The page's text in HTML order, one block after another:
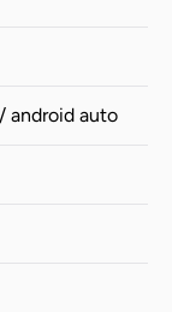
android auto